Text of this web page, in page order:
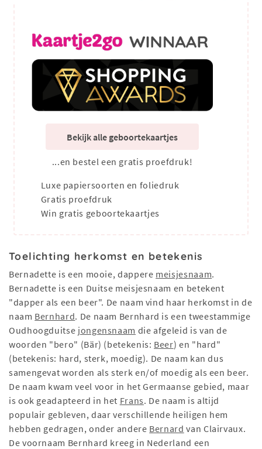
Bekijk alle geboortekaartjes
...en bestel een gratis proefdruk!
Luxe papiersoorten en foliedruk
Gratis proefdruk
Win gratis geboortekaartjes
Toelichting herkomst en betekenis
Bernadette is een mooie, dappere meisjesnaam.
Bernadette is een Duitse meisjesnaam en betekent
"dapper als een beer". De naam vind haar herkomst in de
naam Bernhard. De naam Bernhard is een tweestammige
Oudhoogduitse jongensnaam die afgeleid is van de
woorden "bero" (Bär) (betekenis: Beer) en "hard"
(betekenis: hard, sterk, moedig). De naam kan dus
samengevat worden als sterk en/of moedig als een beer.
De naam kwam veel voor in het Germaanse gebied, maar
is ook geadapteerd in het Frans. De naam is altijd
populair gebleven, daar verschillende heiligen hem
hebben gedragen, onder andere Bernard van Clairvaux.
De voornaam Bernhard kreeg in Nederland een